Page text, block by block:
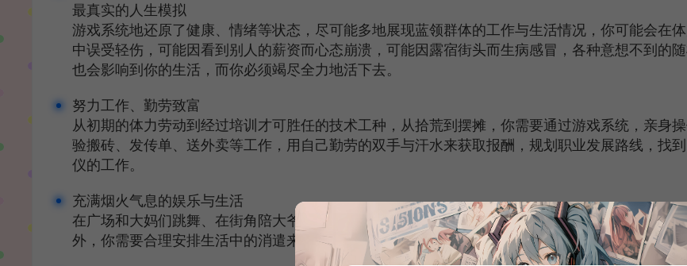
最真实的人生模拟
游戏系统地还原了健康、情绪等状态，尽可能多地展现蓝领群体的工作与生活情况，你可能会在
中误受轻伤，可能因看到别人的薪资而心态崩溃，可能因露宿街头而生病感冒，各种意想不到的
也会影响到你的生活，而你必须竭尽全力地活下去。
努力工作、勤劳致富
从初期的体力劳动到经过培训才可胜任的技术工种，从拾荒到摆摊，你需要通过游戏系统，亲身
验搬砖、发传单、送外卖等工作，用自己勤劳的双手与汗水来获取报酬，规划职业发展路线，找
仪的工作。
充满烟火气息的娱乐与生活
在广场和大妈们跳舞、在街角陪大爷下棋、在网吧里激情四溢、在书店里忘记自我，除了忙碌的
外，你需要合理安排生活中的消遣来调整情绪。